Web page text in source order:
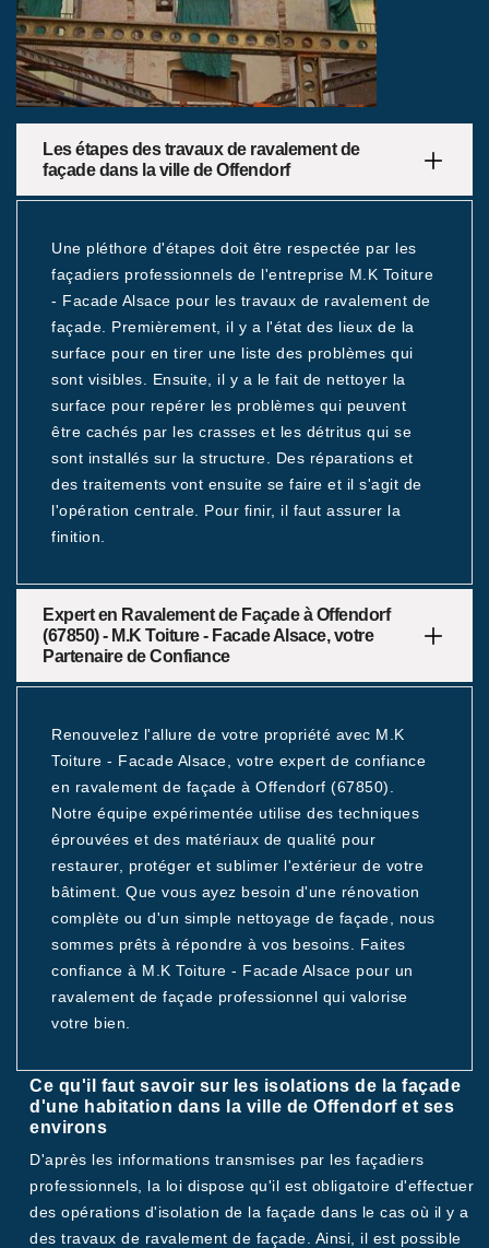
Les étapes des travaux de ravalement de
façade dans la ville de Offendorf
Une pléthore d'étapes doit être respectée par les
façadiers professionnels de l'entreprise M.K Toiture
- Facade Alsace pour les travaux de ravalement de
façade. Premièrement, il y a l'état des lieux de la
surface pour en tirer une liste des problèmes qui
sont visibles. Ensuite, il y a le fait de nettoyer la
surface pour repérer les problèmes qui peuvent
être cachés par les crasses et les détritus qui se
sont installés sur la structure. Des réparations et
des traitements vont ensuite se faire et il s'agit de
l'opération centrale. Pour finir, il faut assurer la
finition.
Expert en Ravalement de Façade à Offendorf
(67850) - M.K Toiture - Facade Alsace, votre
Partenaire de Confiance
Renouvelez l'allure de votre propriété avec M.K
Toiture - Facade Alsace, votre expert de confiance
en ravalement de façade à Offendorf (67850).
Notre équipe expérimentée utilise des techniques
éprouvées et des matériaux de qualité pour
restaurer, protéger et sublimer l'extérieur de votre
bâtiment. Que vous ayez besoin d'une rénovation
complète ou d'un simple nettoyage de façade, nous
sommes prêts à répondre à vos besoins. Faites
confiance à M.K Toiture - Facade Alsace pour un
ravalement de façade professionnel qui valorise
votre bien.
Ce qu'il faut savoir sur les isolations de la façade
d'une habitation dans la ville de Offendorf et ses
environs
D'après les informations transmises par les façadiers
professionnels, la loi dispose qu'il est obligatoire d'effectuer
des opérations d'isolation de la façade dans le cas où il y a
des travaux de ravalement de façade. Ainsi, il est possible